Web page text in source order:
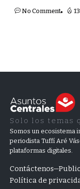
No Comment
Solo los temas
Somos un ecosistema
periodista Tuffí Aré
plataformas digitales.
Contáctenos
Política de